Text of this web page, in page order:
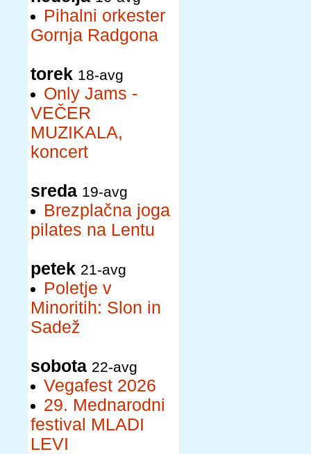
Pihalni orkester
Gornja Radgona
torek 18-avg
Only Jams -
VEČER
MUZIKALA,
koncert
sreda 19-avg
Brezplačna joga
pilates na Lentu
petek 21-avg
Poletje v
Minoritih: Slon in
Sadež
sobota 22-avg
Vegafest 2026
29. Mednarodni
festival MLADI
LEVI